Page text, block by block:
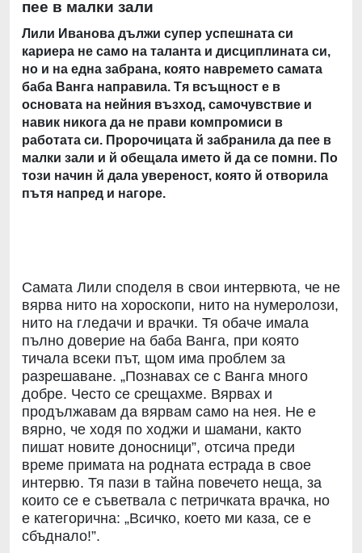
пее в малки зали
Лили Иванова дължи супер успешната си
кариера не само на таланта и дисциплината си,
но и на една забрана, която навремето самата
баба Ванга направила. Тя всъщност е в
основата на нейния възход, самочувствие и
навик никога да не прави компромиси в
работата си. Пророчицата й забранила да пее в
малки зали и й обещала името й да се помни. По
този начин й дала увереност, която й отворила
пътя напред и нагоре.
Самата Лили споделя в свои интервюта, че не
вярва нито на хороскопи, нито на нумеролози,
нито на гледачи и врачки. Тя обаче имала
пълно доверие на баба Ванга, при която
тичала всеки път, щом има проблем за
разрешаване. „Познавах се с Ванга много
добре. Често се срещахме. Вярвах и
продължавам да вярвам само на нея. Не е
вярно, че ходя по ходжи и шамани, както
пишат новите доносници”, отсича преди
време примата на родната естрада в свое
интервю. Тя пази в тайна повечето неща, за
които се е съветвала с петричката врачка, но
е категорична: „Всичко, което ми каза, се е
сбъднало!”.